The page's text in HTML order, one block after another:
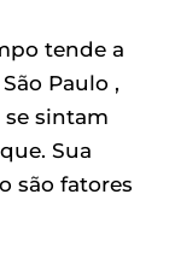
tende a
Paulo ,
sintam
Sua
são fatores